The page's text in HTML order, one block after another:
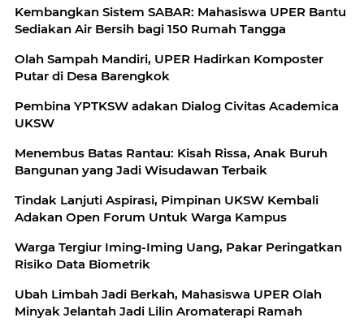
Kembangkan Sistem SABAR: Mahasiswa UPER Bantu
Sediakan Air Bersih bagi 150 Rumah Tangga
Olah Sampah Mandiri, UPER Hadirkan Komposter
Putar di Desa Barengkok
Pembina YPTKSW adakan Dialog Civitas Academica
UKSW
Menembus Batas Rantau: Kisah Rissa, Anak Buruh
Bangunan yang Jadi Wisudawan Terbaik
Tindak Lanjuti Aspirasi, Pimpinan UKSW Kembali
Adakan Open Forum Untuk Warga Kampus
Warga Tergiur Iming-Iming Uang, Pakar Peringatkan
Risiko Data Biometrik
Ubah Limbah Jadi Berkah, Mahasiswa UPER Olah
Minyak Jelantah Jadi Lilin Aromaterapi Ramah